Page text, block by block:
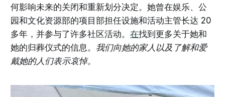
何影响未来的关闭和重新划分决定。她曾在娱乐、公
园和文化资源部的项目部担任设施和活动主管长达 20
多年，并参与了许多社区活动。 在找到更多关于她和
她的归葬仪式的信息。 我们向她的家人以及了解和爱
戴她的人们表示哀悼。